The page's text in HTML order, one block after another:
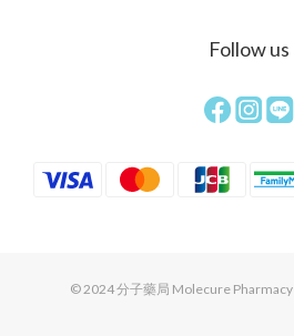
Follow us
© 2024 分子藥局 Molecure Pharmacy